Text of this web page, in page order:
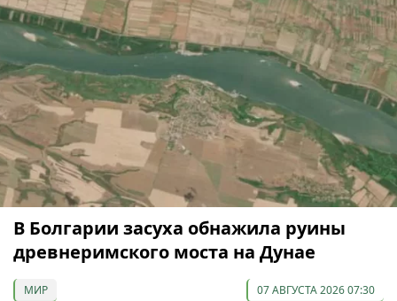
В Болгарии засуха обнажила руины
древнеримского моста на Дунае
МИР 07 АВГУСТА 2026 07:30